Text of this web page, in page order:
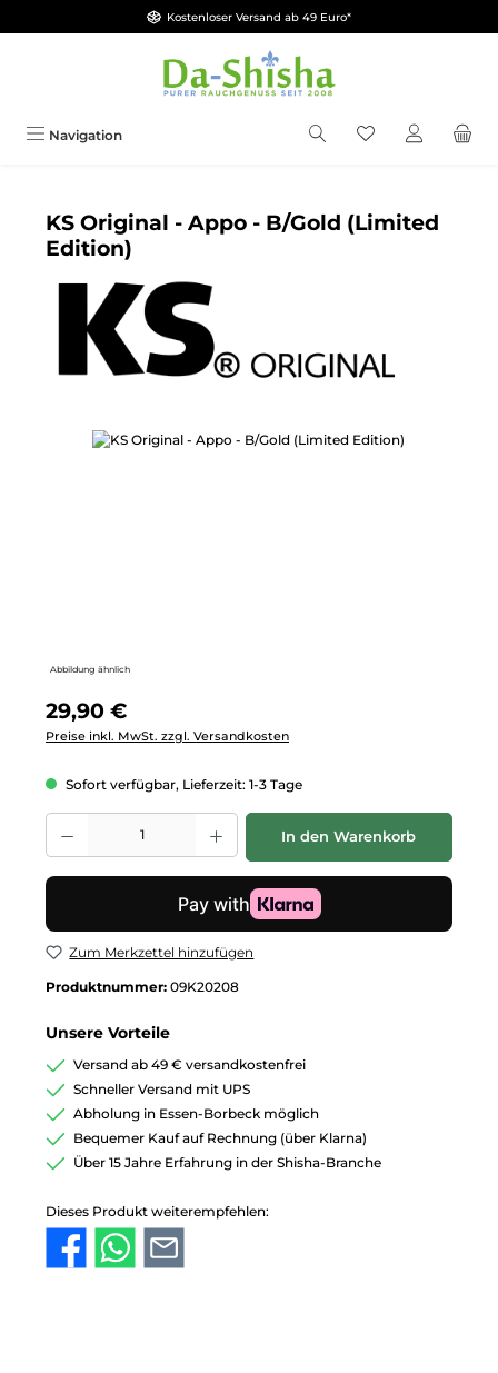
Zum Hauptinhalt springenKostenloser Versand ab 49 Euro*
Navigation Du hast 0
KS Original - Appo - B/Gold (Limited
Edition)
Bildergalerie überspringen
Abbildung ähnlich
Regulärer Preis:
29,90 €
Preise inkl. MwSt. zzgl. Versandkosten
Sofort verfügbar, Lieferzeit: 1-3 Tage
Produkt Anzahl: Gib den gewünschten Wert ein oder benutze die
In den Warenkorb
Zum Merkzettel hinzufügen
Produktnummer: 09K20208
Unsere Vorteile
Versand ab 49 € versandkostenfrei
Schneller Versand mit UPS
Abholung in Essen-Borbeck möglich
Bequemer Kauf auf Rechnung (über Klarna)
Über 15 Jahre Erfahrung in der Shisha-Branche
Dieses Produkt weiterempfehlen: